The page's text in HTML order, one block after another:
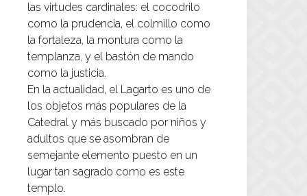
las virtudes cardinales: el cocodrilo
como la prudencia, el colmillo como
la fortaleza, la montura como la
templanza, y el bastón de mando
como la justicia.
En la actualidad, el Lagarto es uno de
los objetos más populares de la
Catedral y más buscado por niños y
adultos que se asombran de
semejante elemento puesto en un
lugar tan sagrado como es este
templo.